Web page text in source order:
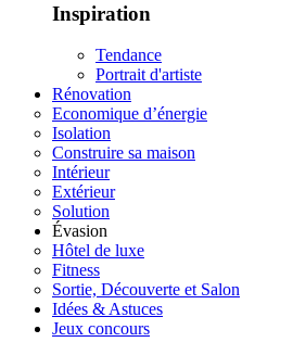
Inspiration
Tendance
Portrait d'artiste
Rénovation
Economique d’énergie
Isolation
Construire sa maison
Intérieur
Extérieur
Solution
Évasion
Hôtel de luxe
Fitness
Sortie, Découverte et Salon
Idées & Astuces
Jeux concours